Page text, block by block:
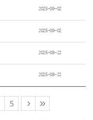
2025-09-02
2025-09-02
2025-08-22
2025-08-22
5